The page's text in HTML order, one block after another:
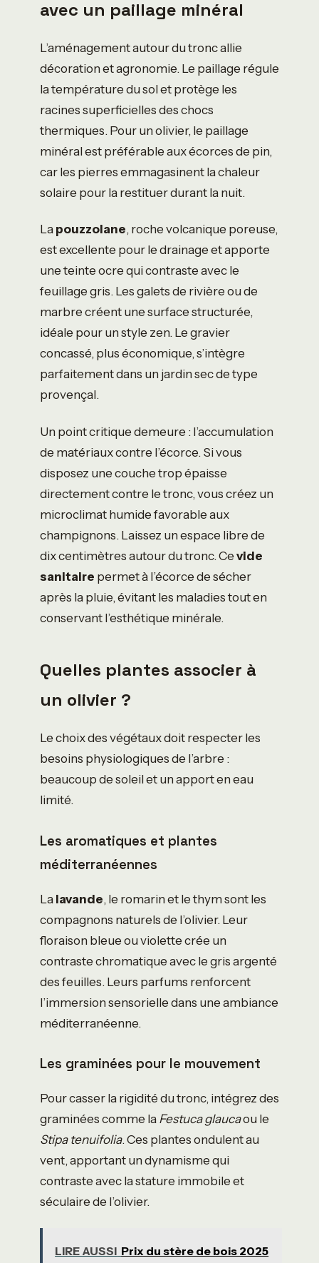
avec un paillage minéral
L’aménagement autour du tronc allie
décoration et agronomie. Le paillage régule
la température du sol et protège les
racines superficielles des chocs
thermiques. Pour un olivier, le paillage
minéral est préférable aux écorces de pin,
car les pierres emmagasinent la chaleur
solaire pour la restituer durant la nuit.
Lapouzzolane, roche volcanique poreuse,
est excellente pour le drainage et apporte
une teinte ocre qui contraste avec le
feuillage gris. Les galets de rivière ou de
marbre créent une surface structurée,
idéale pour un style zen. Le gravier
concassé, plus économique, s’intègre
parfaitement dans un jardin sec de type
provençal.
Un point critique demeure : l’accumulation
de matériaux contre l’écorce. Si vous
disposez une couche trop épaisse
directement contre le tronc, vous créez un
microclimat humide favorable aux
champignons. Laissez un espace libre de
dix centimètres autour du tronc. Cevide
sanitaire permet à l’écorce de sécher
après la pluie, évitant les maladies tout en
conservant l’esthétique minérale.
Quelles plantes associer à
un olivier ?
Le choix des végétaux doit respecter les
besoins physiologiques de l’arbre :
beaucoup de soleil et un apport en eau
limité.
Les aromatiques et plantes
méditerranéennes
Lalavande, le romarin et le thym sont les
compagnons naturels de l’olivier. Leur
floraison bleue ou violette crée un
contraste chromatique avec le gris argenté
des feuilles. Leurs parfums renforcent
l’immersion sensorielle dans une ambiance
méditerranéenne.
Les graminées pour le mouvement
Pour casser la rigidité du tronc, intégrez des
graminées comme laFestuca glaucaou le
Stipa tenuifolia. Ces plantes ondulent au
vent, apportant un dynamisme qui
contraste avec la stature immobile et
séculaire de l’olivier.
LIRE AUSSI Prix du stère de bois 2025